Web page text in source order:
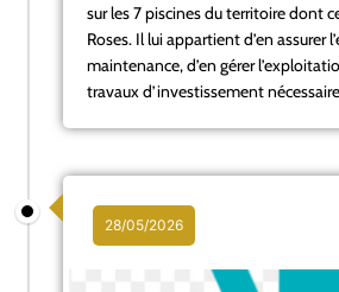
sur les 7 piscines du territoire dont
Roses. Il lui appartient d’en assurer
maintenance, d’en gérer
travaux d’investissement
28/05/2026